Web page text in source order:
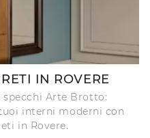
IN ROVERE
Arte Brotto:
interni moderni con
in Rovere.